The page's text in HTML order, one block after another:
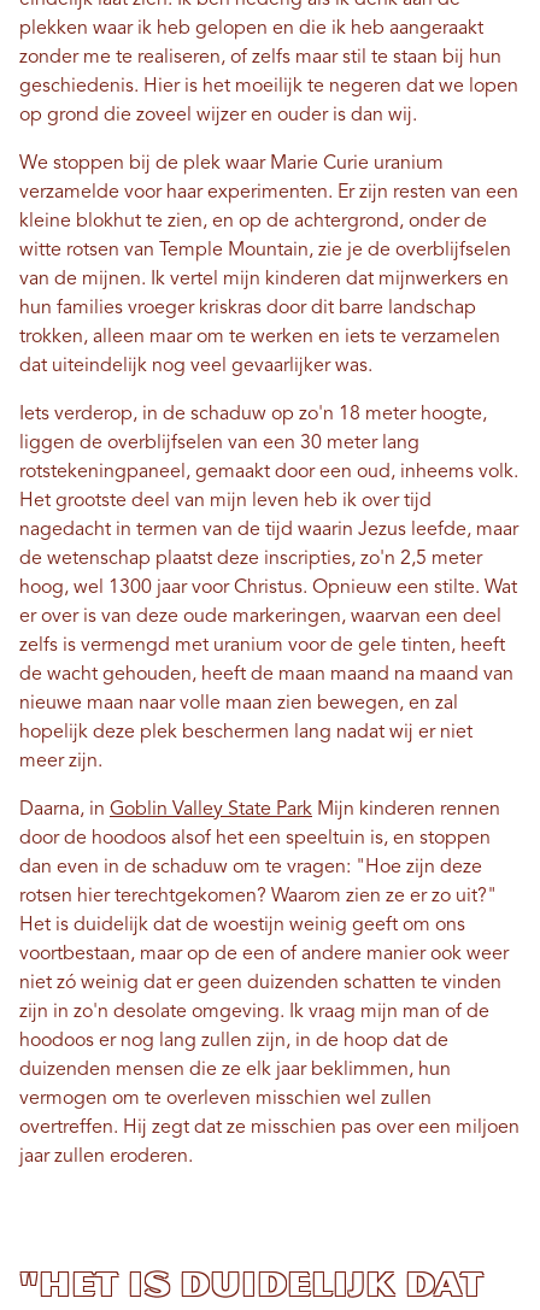
plekken waar ik heb gelopen en die ik heb aangeraakt
zonder me te realiseren, of zelfs maar stil te staan ​​bij hun
geschiedenis. Hier is het moeilijk te negeren dat we lopen
op grond die zoveel wijzer en ouder is dan wij.
We stoppen bij de plek waar Marie Curie uranium
verzamelde voor haar experimenten. Er zijn resten van een
kleine blokhut te zien, en op de achtergrond, onder de
witte rotsen van Temple Mountain, zie je de overblijfselen
van de mijnen. Ik vertel mijn kinderen dat mijnwerkers en
hun families vroeger kriskras door dit barre landschap
trokken, alleen maar om te werken en iets te verzamelen
dat uiteindelijk nog veel gevaarlijker was.
Iets verderop, in de schaduw op zo'n 18 meter hoogte,
liggen de overblijfselen van een 30 meter lang
rotstekeningpaneel, gemaakt door een oud, inheems volk.
Het grootste deel van mijn leven heb ik over tijd
nagedacht in termen van de tijd waarin Jezus leefde, maar
de wetenschap plaatst deze inscripties, zo'n 2,5 meter
hoog, wel 1300 jaar voor Christus. Opnieuw een stilte. Wat
er over is van deze oude markeringen, waarvan een deel
zelfs is vermengd met uranium voor de gele tinten, heeft
de wacht gehouden, heeft de maan maand na maand van
nieuwe maan naar volle maan zien bewegen, en zal
hopelijk deze plek beschermen lang nadat wij er niet
meer zijn.
Daarna, in Goblin Valley State Park Mijn kinderen rennen
door de hoodoos alsof het een speeltuin is, en stoppen
dan even in de schaduw om te vragen: "Hoe zijn deze
rotsen hier terechtgekomen? Waarom zien ze er zo uit?"
Het is duidelijk dat de woestijn weinig geeft om ons
voortbestaan, maar op de een of andere manier ook weer
niet zó weinig dat er geen duizenden schatten te vinden
zijn in zo'n desolate omgeving. Ik vraag mijn man of de
hoodoos er nog lang zullen zijn, in de hoop dat de
duizenden mensen die ze elk jaar beklimmen, hun
vermogen om te overleven misschien wel zullen
overtreffen. Hij zegt dat ze misschien pas over een miljoen
jaar zullen eroderen.
"Het is duidelijk dat